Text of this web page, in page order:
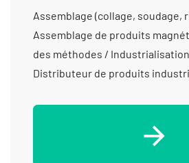
Assemblage (collage, soudage,
Assemblage de produits
des méthodes /
Distributeur de produits